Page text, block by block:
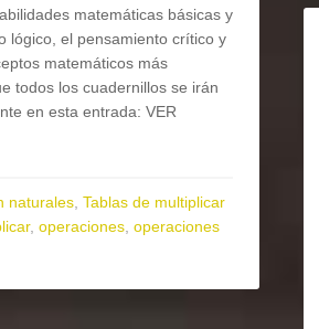
matemáticas básicas y
lógico, el pensamiento crítico y
matemáticos más
todos los cuadernillos se irán
en esta entrada: VER
naturales Tablas de multiplicar
, operaciones operaciones